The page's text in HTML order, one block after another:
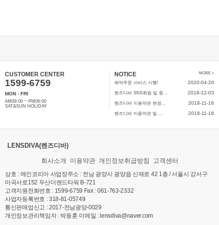
CUSTOMER CENTER
1599-6759
MON - FRI
AM09:00 ~ PM06:00
SAT&SUN HOLIDAY
NOTICE MORE >
예약주문 서비스 시행! 2020-04-20
렌즈디바 SNS회원 및 중... 2018-12-03
렌즈디바 이용약관 변경... 2018-11-16
렌즈디바 이용약관 및 ... 2018-11-16
LENSDIVA(렌즈디바)
회사소개 이용약관 개인정보취급방침 고객센터
상호 : 메인코리아 사업장주소 : 전남 광양시 광양읍 신재로 42 1층 / 서울시 강서구
마곡서로152 두산더랜드타워 B-721
고객지원전화번호 : 1599-6759 Fax : 061-763-2332
사업자등록번호 : 318-81-05749
통신판매업신고 :2017-전남광양-0029
개인정보관리책임자 : 박동훈 이메일 : lensdiva@naver.com